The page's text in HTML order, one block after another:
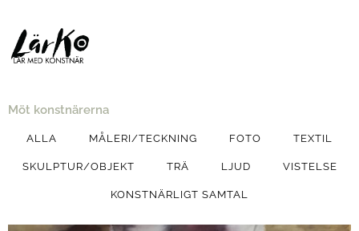
Möt konstnärerna
ALLA MÅLERI/TECKNING FOTO TEXTIL
SKULPTUR/OBJEKT TRÄ LJUD VISTELSE
KONSTNÄRLIGT SAMTAL